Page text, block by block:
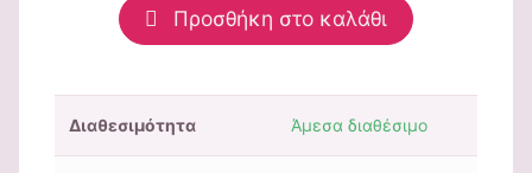
Προσθήκη στο καλάθι
Διαθεσιμότητα Άμεσα διαθέσιμο